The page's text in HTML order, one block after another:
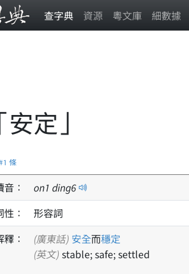
查字典 資源 粵文庫 細數據
安定」
條
音： on1 ding6
性：
形容詞
釋：
(廣東話) 安全而穩定
(英文) stable; safe; settled